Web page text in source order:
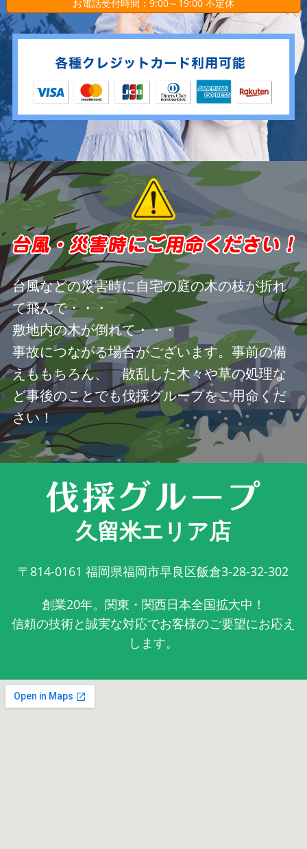
お電話受付時間：9:00～19:00 不定休
台風などの災害時に自宅の庭の木の枝が折れ
て飛んで・・・
敷地内の木が倒れて・・・
事故につながる場合がございます。事前の備
えももちろん、 散乱した木々や草の処理な
ど事後のことでも伐採グループをご用命くだ
さい！
久留米エリア店
〒814-0161 福岡県福岡市早良区飯倉3-28-32-302
創業20年。関東・関西日本全国拡大中！
信頼の技術と誠実な対応でお客様のご要望にお応え
します。